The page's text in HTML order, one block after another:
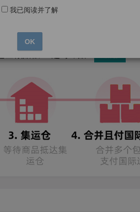
亚淘宝代购代运专家
我已阅读并了解
OK